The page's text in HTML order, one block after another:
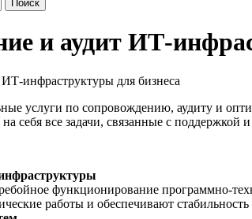
и аудит ИТ-
услуги по сопровождению, аудиту и
на себя все задачи, связанные с поддержкой
функционирование программно-
работы и обеспечивают стабильность